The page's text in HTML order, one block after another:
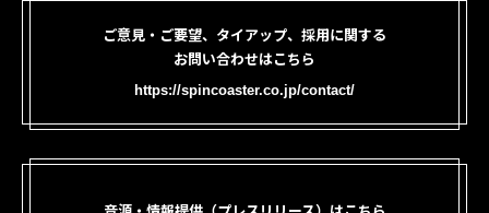
ご意見・ご要望、タイアップ、採用に関する
お問い合わせはこちら
https://spincoaster.co.jp/contact/